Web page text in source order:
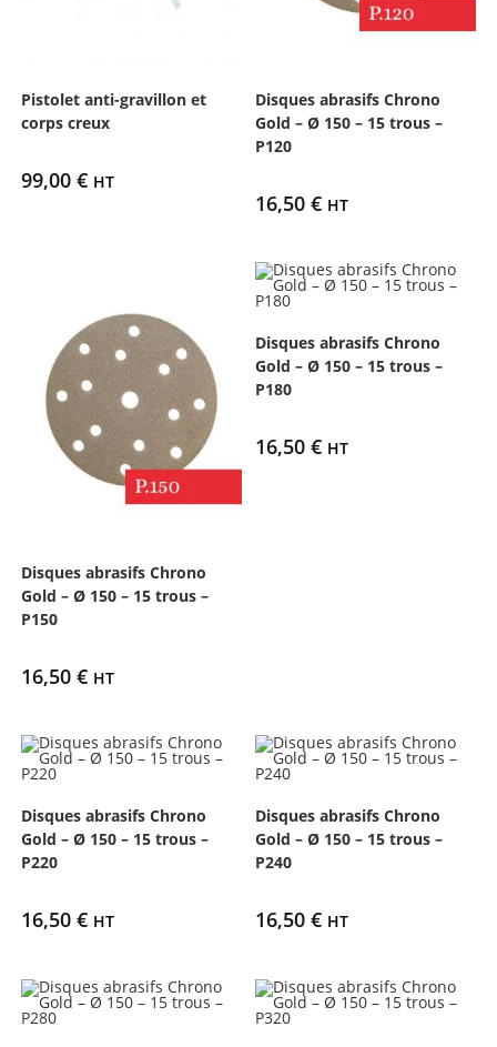
Pistolet anti-gravillon et
corps creux
99,00 € HT
Disques abrasifs Chrono
Gold – Ø 150 – 15 trous –
P120
16,50€ HT
Disques abrasifs Chrono
Gold – Ø 150 – 15 trous –
P150
16,50 € HT
Disques abrasifs Chrono
Gold – Ø 150 – 15 trous –
P180
16,50€ HT
Disques abrasifs Chrono
Gold – Ø 150 – 15 trous –
P220
16,50 € HT
Disques abrasifs Chrono
Gold – Ø 150 – 15 trous –
P240
16,50€ HT